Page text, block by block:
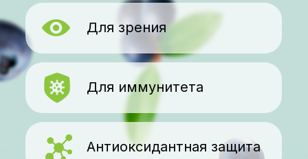
Антиоксидантная защита